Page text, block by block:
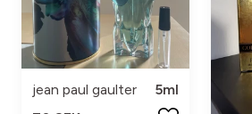
jean paul gaulter
5ml